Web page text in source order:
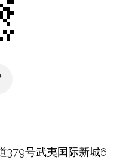
379号武夷国际新城6